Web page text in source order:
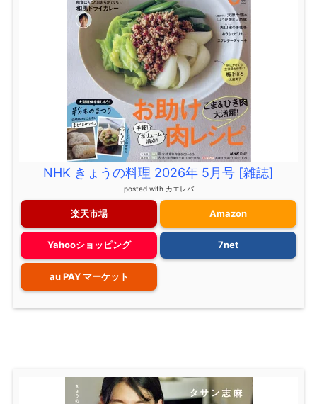
NHK きょうの料理 2026年 5月号 [雑誌]
posted with カエレバ
楽天市場 Amazon
Yahooショッピング 7net
au PAY マーケット